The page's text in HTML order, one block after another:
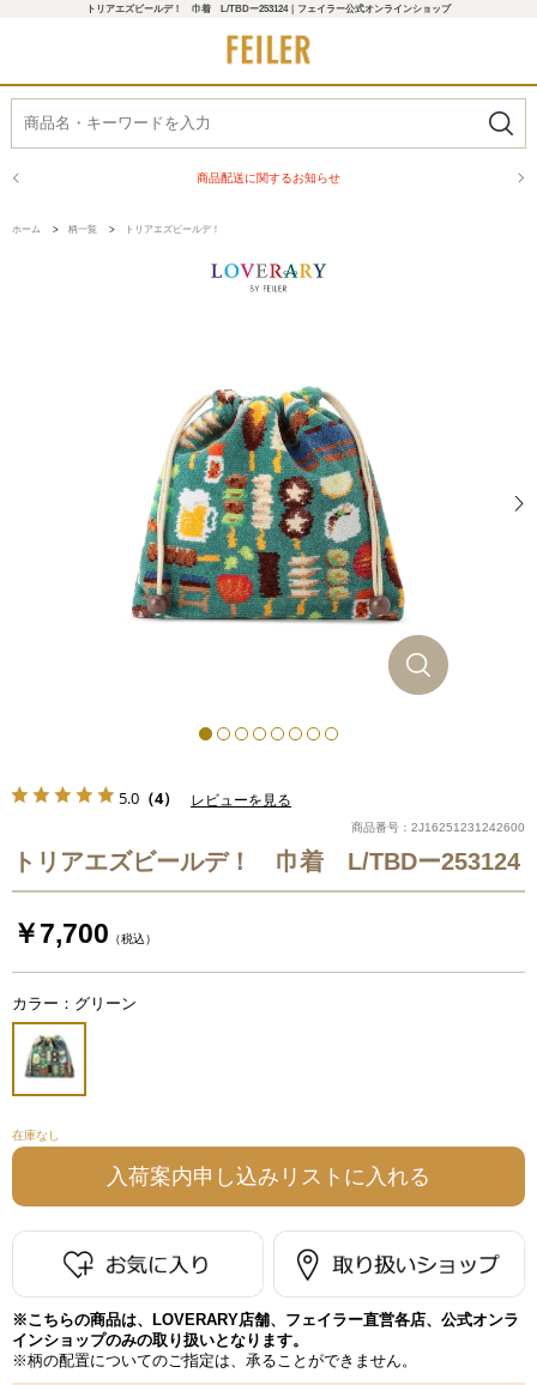
トリアエズビールデ！ 巾着 L/TBDー253124｜フェイラー公式オンラインショップ
商品配送に関するお知らせ
ホーム > 柄一覧 > トリアエズビールデ！
5.0 （4） レビューを見る
商品番号：2J16251231242600
トリアエズビールデ！ 巾着 L/TBDー253124
￥7,700 （税込）
カラー：グリーン
在庫なし
※こちらの商品は、LOVERARY店舗、フェイラー直営各店、公式オンラ
インショップのみの取り扱いとなります。
※柄の配置についてのご指定は、承ることができません。